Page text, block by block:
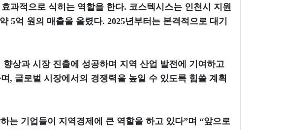
과적으로 식히는 역할을 한다. 코스텍시스는 인천시 지원
5억 원의 매출을 올렸다. 2025년부터는 본격적으로 대기
상과 시장 진출에 성공하며 지역 산업 발전에 기여하고
, 글로벌 시장에서의 경쟁력을 높일 수 있도록 힘쓸 계획
는 기업들이 지역경제에 큰 역할을 하고 있다”며 “앞으로